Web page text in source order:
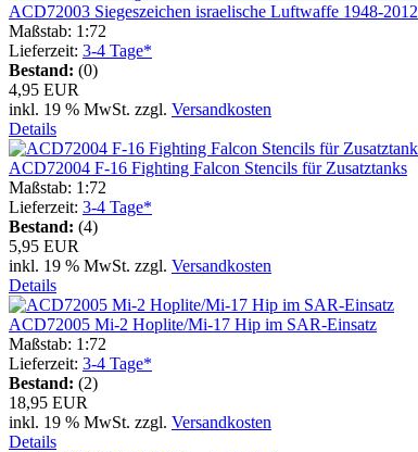
ACD72003 Siegeszeichen israelische Luftwaffe 1948-2012
Maßstab: 1:72
Lieferzeit: 3-4 Tage*
Bestand: (0)
4,95 EUR
inkl. 19 % MwSt. zzgl. Versandkosten
Details
ACD72004 F-16 Fighting Falcon Stencils für Zusatztanks
Maßstab: 1:72
Lieferzeit: 3-4 Tage*
Bestand: (4)
5,95 EUR
inkl. 19 % MwSt. zzgl. Versandkosten
Details
ACD72005 Mi-2 Hoplite/Mi-17 Hip im SAR-Einsatz
Maßstab: 1:72
Lieferzeit: 3-4 Tage*
Bestand: (2)
18,95 EUR
inkl. 19 % MwSt. zzgl. Versandkosten
Details